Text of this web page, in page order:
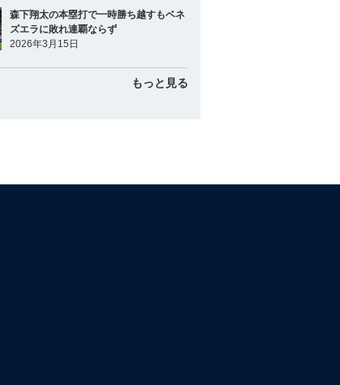
森下翔太の本塁打で一時勝ち越すもベネ
ズエラに敗れ連覇ならず
2026年3月15日
もっと見る